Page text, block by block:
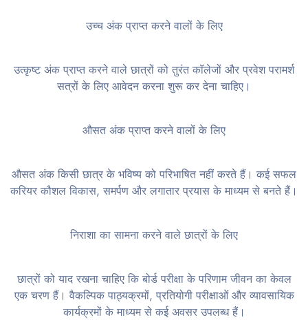
उच्च अंक प्राप्त करने वालों के लिए
उत्कृष्ट अंक प्राप्त करने वाले छात्रों को तुरंत कॉलेजों और प्रवेश परामर्श
सत्रों के लिए आवेदन करना शुरू कर देना चाहिए।
औसत अंक प्राप्त करने वालों के लिए
औसत अंक किसी छात्र के भविष्य को परिभाषित नहीं करते हैं। कई सफल
करियर कौशल विकास, समर्पण और लगातार प्रयास के माध्यम से बनते हैं।
निराशा का सामना करने वाले छात्रों के लिए
छात्रों को याद रखना चाहिए कि बोर्ड परीक्षा के परिणाम जीवन का केवल
एक चरण हैं। वैकल्पिक पाठ्यक्रमों, प्रतियोगी परीक्षाओं और व्यावसायिक
कार्यक्रमों के माध्यम से कई अवसर उपलब्ध हैं।